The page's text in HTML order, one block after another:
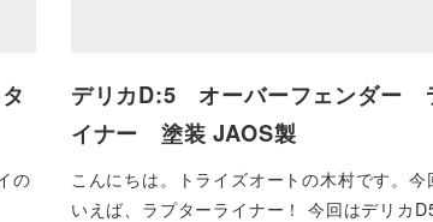
の
デリカD:5 オーバーフェンダー
イナー 塗装 JAOS製
こんにちは。トライズオートの木村です。今
いえば、ラプターライナー！ 今回はデリカ